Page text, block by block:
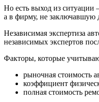
Но есть выход из ситуации
а в фирму, не заключавшую
Независимая экспертиза
независимых экспертов
Факторы, которые
рыночная стоимость
коэффициент
полная стоимость